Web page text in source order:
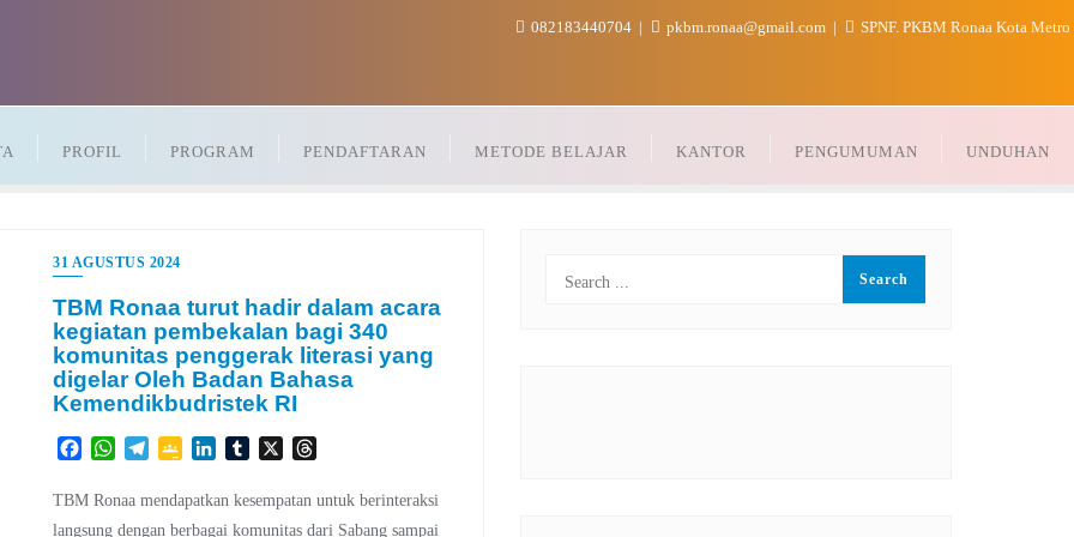
082183440704 pkbm.ronaa@gmail.com SPNF. PKBM Ronaa Kota Metro
PROFIL PROGRAM PENDAFTARAN METODE BELAJAR KANTOR PENGUMUMAN UNDUHAN
31 AGUSTUS 2024
TBM Ronaa turut hadir dalam acara
kegiatan pembekalan bagi 340
komunitas penggerak literasi yang
digelar Oleh Badan Bahasa
Kemendikbudristek RI
FacebookWhatsApp
TelegramGoogleLinkedInTumblr
X
TBM Ronaa mendapatkan kesempatan untuk berinteraksi
langsung dengan berbagai komunitas dari Sabang sampai